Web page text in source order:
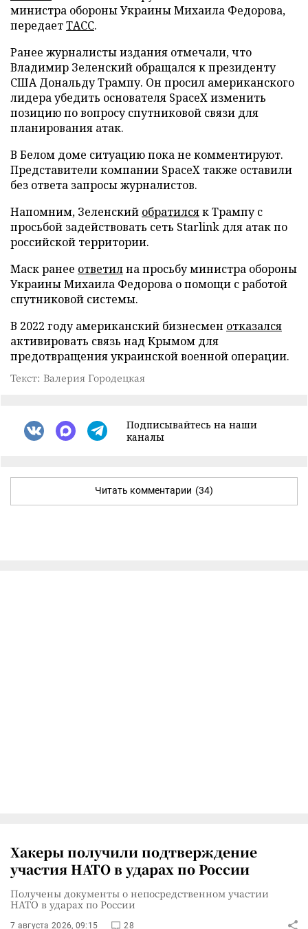
министра обороны Украины Михаила Федорова,
передаетТАСС.
Ранее журналисты издания отмечали, что
Владимир Зеленский обращался к президенту
США Дональду Трампу. Он просил американского
лидера убедить основателя SpaceX изменить
позицию по вопросу спутниковой связи для
планирования атак.
В Белом доме ситуацию пока не комментируют.
Представители компании SpaceX также оставили
без ответа запросы журналистов.
Напомним, Зеленский обратилсяк Трампу с
просьбой задействовать сеть Starlink для атак по
российской территории.
Маск ранее ответилна просьбу министра обороны
Украины Михаила Федорова о помощи с работой
спутниковой системы.
В 2022 году американский бизнесмен отказался
активировать связь над Крымом для
предотвращения украинской военной операции.
Текст: Валерия Городецкая
Подписывайтесь на наши
каналы
Читать комментарии (34)
Хакеры получили подтверждение
участия НАТО в ударах по России
Получены документы о непосредственном участии
НАТО в ударах по России
7 августа 2026, 09:15 28